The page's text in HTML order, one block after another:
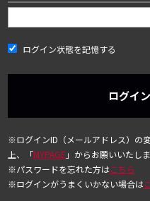
NEWS
TICKET
ログイン状態を記憶する
※ログインID（メールアドレス）の
上、「MYPAGE 」からお願いいたしま
※パスワードを忘れた方はこちら
※ログインがうまくいかない場合は